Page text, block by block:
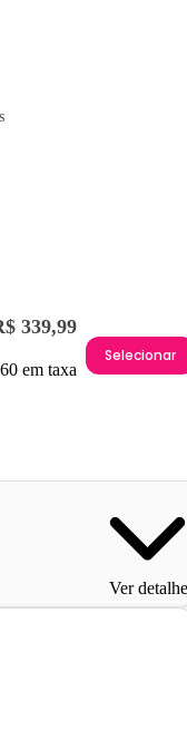
339,99
em taxa
Selecionar
Ver